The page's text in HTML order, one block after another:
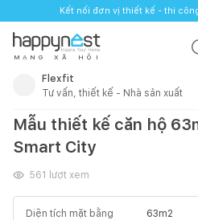
Kết nối đơn vị thiết kế - thi
M Ạ N G X Ã H Ộ I
Flexfit
Tư vấn, thiết kế - Nhà sản xuất
Mẫu thiết kế căn hộ
Smart City
561 lượt xem
Diện tích mặt bằng 63m2